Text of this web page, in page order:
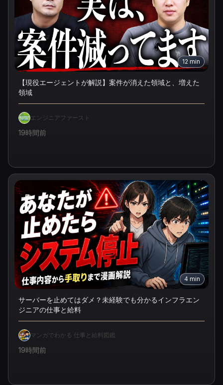
12 min
【現役エージェントが解説】案件が消えた領域と、増えた
領域
エンジニアファースト
19時間前
4 min
サーバーを止めてはダメ？未経験でも分かるインフラエン
ジニアの仕事と給料
マンガでわかる 仕事と給料図鑑
19時間前